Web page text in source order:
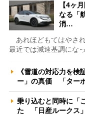
【4ヶ
なる「
消…
あれほどもてはやさ
最近では減速基調にな
《雪道の対応力を
ー」の真価 「ター
乗り込むと同時に「
た 「日産ルークス